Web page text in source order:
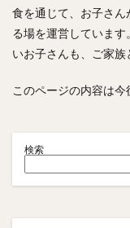
食を通じて、お子さん
る場を運営していま
いお子さんも、ご家族
このページの内容は今
検索